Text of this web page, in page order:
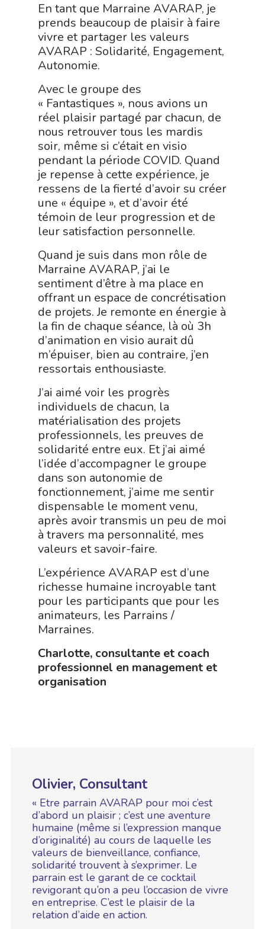
En tant que Marraine AVARAP, je
prends beaucoup de plaisir à faire
vivre et partager les valeurs
AVARAP : Solidarité, Engagement,
Autonomie.
Avec le groupe des
« Fantastiques », nous avions un
réel plaisir partagé par chacun, de
nous retrouver tous les mardis
soir, même si c’était en visio
pendant la période COVID. Quand
je repense à cette expérience, je
ressens de la fierté d’avoir su créer
une « équipe », et d’avoir été
témoin de leur progression et de
leur satisfaction personnelle.
Quand je suis dans mon rôle de
Marraine AVARAP, j’ai le
sentiment d’être à ma place en
offrant un espace de concrétisation
de projets. Je remonte en énergie à
la fin de chaque séance, là où 3h
d’animation en visio aurait dû
m’épuiser, bien au contraire, j’en
ressortais enthousiaste.
J’ai aimé voir les progrès
individuels de chacun, la
matérialisation des projets
professionnels, les preuves de
solidarité entre eux. Et j’ai aimé
l’idée d’accompagner le groupe
dans son autonomie de
fonctionnement, j’aime me sentir
dispensable le moment venu,
après avoir transmis un peu de moi
à travers ma personnalité, mes
valeurs et savoir-faire.
L’expérience AVARAP est d’une
richesse humaine incroyable tant
pour les participants que pour les
animateurs, les Parrains /
Marraines.
Charlotte, consultante et coach
professionnel en management et
organisation
Olivier, Consultant
« Etre parrain AVARAP pour moi c’est
d’abord un plaisir ; c’est une aventure
humaine (même si l’expression manque
d’originalité) au cours de laquelle les
valeurs de bienveillance, confiance,
solidarité trouvent à s’exprimer. Le
parrain est le garant de ce cocktail
revigorant qu’on a peu l’occasion de vivre
en entreprise. C’est le plaisir de la
relation d’aide en action.